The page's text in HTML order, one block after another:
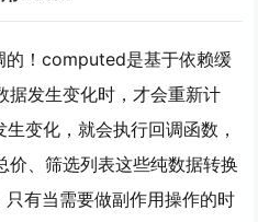
的！computed是基于依赖缓
据发生变化时，才会重新计
变化，就会执行回调函数，
价、筛选列表这些纯数据转换
有当需要做副作用操作的时